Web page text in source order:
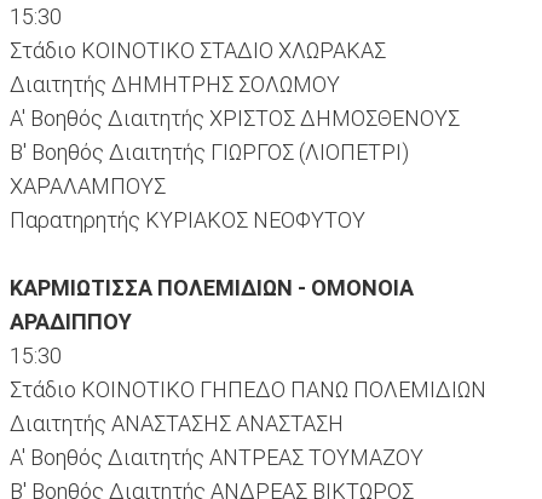
15:30
Στάδιο ΚΟΙΝΟΤΙΚΟ ΣΤΑΔΙΟ ΧΛΩΡΑΚΑΣ
Διαιτητής ΔΗΜΗΤΡΗΣ ΣΟΛΩΜΟΥ
Α' Βοηθός Διαιτητής ΧΡΙΣΤΟΣ ΔΗΜΟΣΘΕΝΟΥΣ
Β' Βοηθός Διαιτητής ΓΙΩΡΓΟΣ (ΛΙΟΠΕΤΡΙ)
ΧΑΡΑΛΑΜΠΟΥΣ
Παρατηρητής ΚΥΡΙΑΚΟΣ ΝΕΟΦΥΤΟΥ
ΚΑΡΜΙΩΤΙΣΣΑ ΠΟΛΕΜΙΔΙΩΝ - ΟΜΟΝΟΙΑ
ΑΡΑΔΙΠΠΟΥ
15:30
Στάδιο ΚΟΙΝΟΤΙΚΟ ΓΗΠΕΔΟ ΠΑΝΩ ΠΟΛΕΜΙΔΙΩΝ
Διαιτητής ΑΝΑΣΤΑΣΗΣ ΑΝΑΣΤΑΣΗ
Α' Βοηθός Διαιτητής ΑΝΤΡΕΑΣ ΤΟΥΜΑΖΟΥ
Β' Βοηθός Διαιτητής ΑΝΔΡΕΑΣ ΒΙΚΤΩΡΟΣ